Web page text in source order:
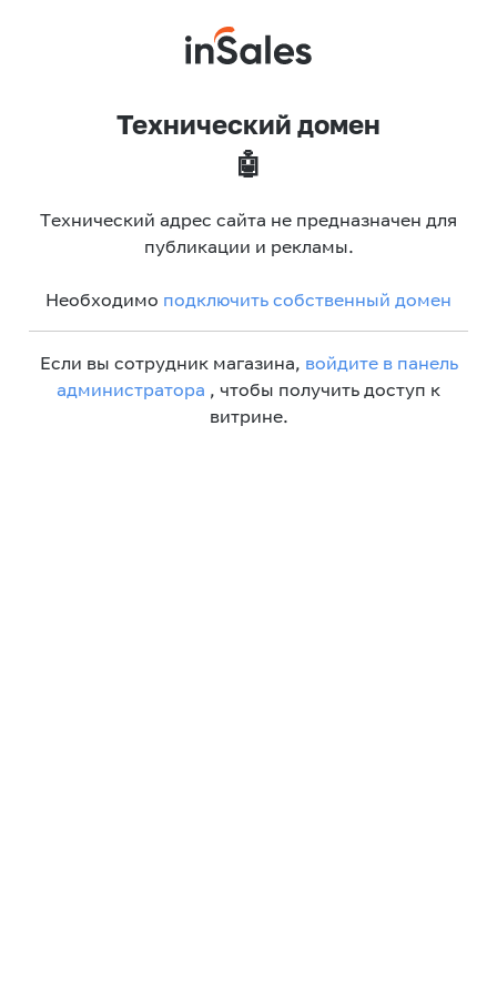
Технический домен
🤖
Технический адрес сайта не предназначен для
публикации и рекламы.
Необходимо подключить собственный домен
Если вы сотрудник магазина, войдите в панель
администратора , чтобы получить доступ к
витрине.